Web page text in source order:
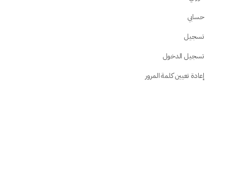
حسابي
تسجيل
تسجيل الدخول
إعادة تعيين كلمة المرور